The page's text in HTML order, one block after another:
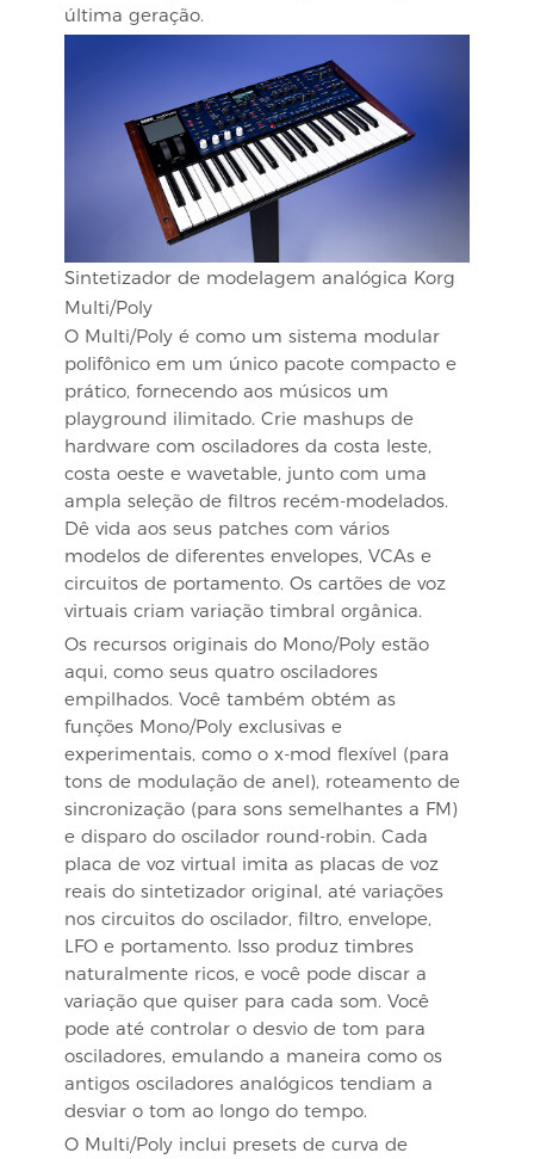
última geração.
Sintetizador de modelagem analógica Korg
Multi/Poly
O Multi/Poly é como um sistema modular
polifônico em um único pacote compacto e
prático, fornecendo aos músicos um
playground ilimitado. Crie mashups de
hardware com osciladores da costa leste,
costa oeste e wavetable, junto com uma
ampla seleção de filtros recém-modelados.
Dê vida aos seus patches com vários
modelos de diferentes envelopes, VCAs e
circuitos de portamento. Os cartões de voz
virtuais criam variação timbral orgânica.
Os recursos originais do Mono/Poly estão
aqui, como seus quatro osciladores
empilhados. Você também obtém as
funções Mono/Poly exclusivas e
experimentais, como o x-mod flexível (para
tons de modulação de anel), roteamento de
sincronização (para sons semelhantes a FM)
e disparo do oscilador round-robin. Cada
placa de voz virtual imita as placas de voz
reais do sintetizador original, até variações
nos circuitos do oscilador, filtro, envelope,
LFO e portamento. Isso produz timbres
naturalmente ricos, e você pode discar a
variação que quiser para cada som. Você
pode até controlar o desvio de tom para
osciladores, emulando a maneira como os
antigos osciladores analógicos tendiam a
desviar o tom ao longo do tempo.
O Multi/Poly inclui presets de curva de